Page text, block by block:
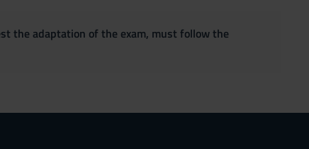
the adaptation of the exam, must follow the